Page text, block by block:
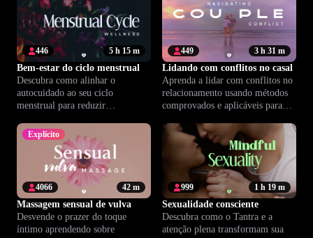
5 h 15 m
446
Bem-estar do ciclo menstrual
Descubra como alinhar o
autocuidado ao seu ciclo
menstrual para reduzir
equilíbrio.
3 h 31 m
449
Lidando com conflitos no casal
Aprenda a lidar com conflitos no
relacionamento usando métodos
comprovados e aplicáveis para
entendimento.
Explícito
42 m
4066
Massagem sensual de vulva
Desvende o prazer do toque
íntimo aprendendo sobre
1 h 19 m
999
Sexualidade consciente
Descubra como o Tantra e a
atenção plena transformam sua